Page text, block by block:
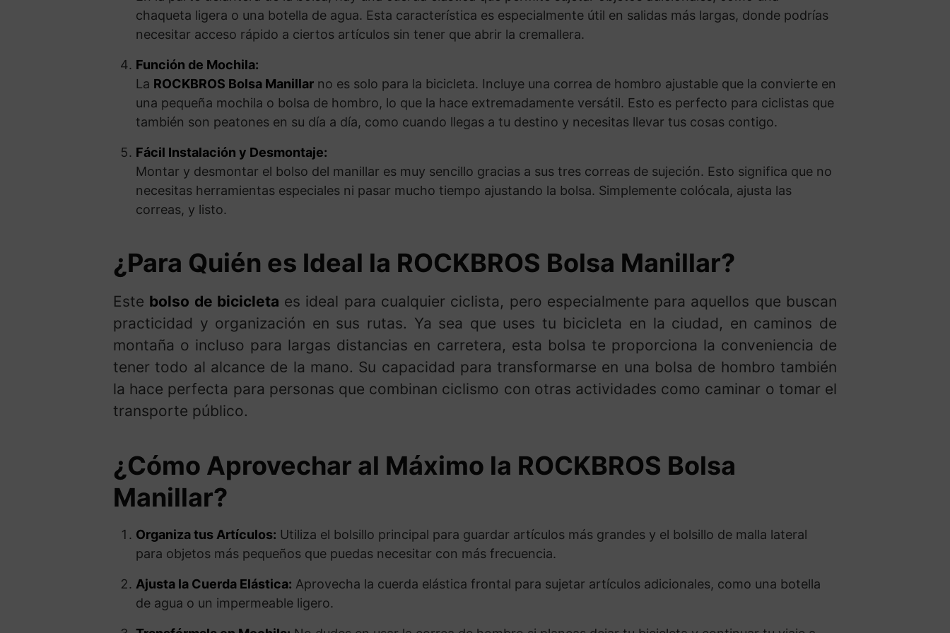
chaqueta ligera o una botella de agua. Esta característica es especialmente útil en salidas más largas, donde podrías
necesitar acceso rápido a ciertos artículos sin tener que abrir la cremallera.
Función de Mochila:
La ROCKBROS Bolsa Manillar no es solo para la bicicleta. Incluye una correa de hombro ajustable que la convierte en
una pequeña mochila o bolsa de hombro, lo que la hace extremadamente versátil. Esto es perfecto para ciclistas que
también son peatones en su día a día, como cuando llegas a tu destino y necesitas llevar tus cosas contigo.
Fácil Instalación y Desmontaje:
Montar y desmontar el bolso del manillar es muy sencillo gracias a sus tres correas de sujeción. Esto significa que no
necesitas herramientas especiales ni pasar mucho tiempo ajustando la bolsa. Simplemente colócala, ajusta las
correas, y listo.
¿Para Quién es Ideal la ROCKBROS Bolsa Manillar?
Este bolso de bicicleta es ideal para cualquier ciclista, pero especialmente para aquellos que buscan
practicidad y organización en sus rutas. Ya sea que uses tu bicicleta en la ciudad, en caminos de
montaña o incluso para largas distancias en carretera, esta bolsa te proporciona la conveniencia de
tener todo al alcance de la mano. Su capacidad para transformarse en una bolsa de hombro también
la hace perfecta para personas que combinan ciclismo con otras actividades como caminar o tomar el
transporte público.
¿Cómo Aprovechar al Máximo la ROCKBROS Bolsa
Manillar?
Organiza tus Artículos: Utiliza el bolsillo principal para guardar artículos más grandes y el bolsillo de malla lateral
para objetos más pequeños que puedas necesitar con más frecuencia.
Ajusta la Cuerda Elástica: Aprovecha la cuerda elástica frontal para sujetar artículos adicionales, como una botella
de agua o un impermeable ligero.